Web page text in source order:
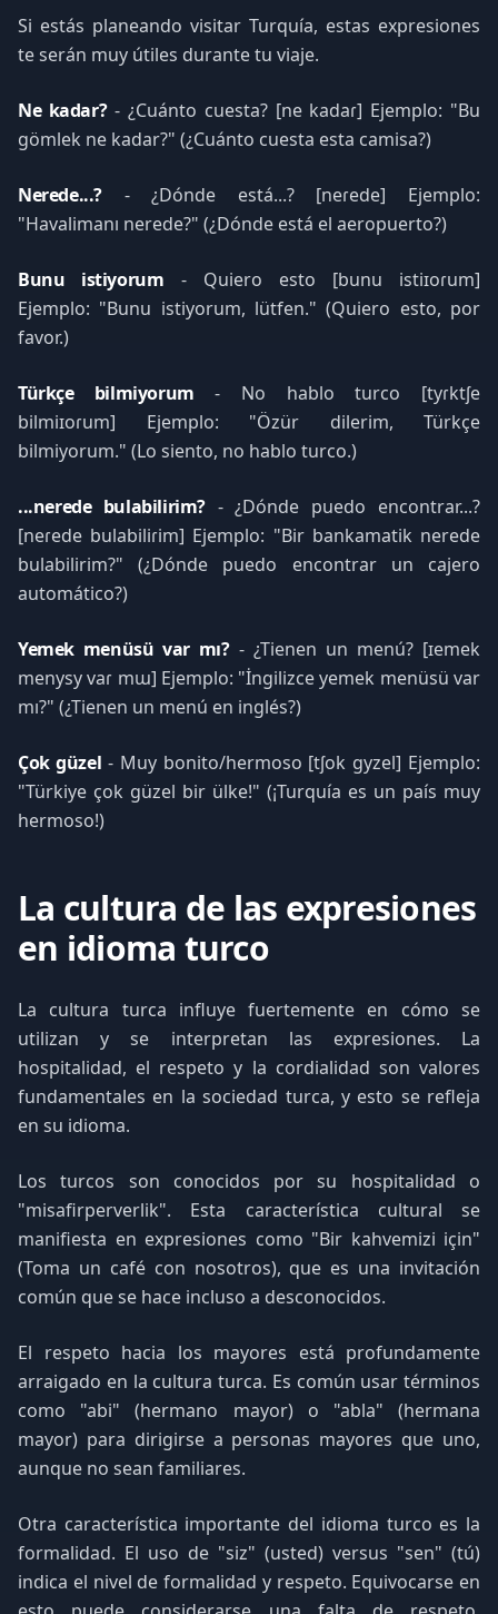
Si estás planeando visitar Turquía, estas expresiones
te serán muy útiles durante tu viaje.
Ne kadar?- ¿Cuánto cuesta? [ne kadaɾ] Ejemplo: "Bu
gömlek ne kadar?" (¿Cuánto cuesta esta camisa?)
Nerede...? - ¿Dónde está...? [neɾede] Ejemplo:
"Havalimanı nerede?" (¿Dónde está el aeropuerto?)
Bunu istiyorum - Quiero esto [bunu istiɪoɾum]
Ejemplo: "Bunu istiyorum, lütfen." (Quiero esto, por
favor.)
Türkçe bilmiyorum - No hablo turco [tyɾktʃe
bilmiɪoɾum] Ejemplo: "Özür dilerim, Türkçe
bilmiyorum." (Lo siento, no hablo turco.)
...nerede bulabilirim?- ¿Dónde puedo encontrar...?
[neɾede bulabiliɾim] Ejemplo: "Bir bankamatik nerede
bulabilirim?" (¿Dónde puedo encontrar un cajero
automático?)
Yemek menüsü var mı?- ¿Tienen un menú? [ɪemek
menysy vaɾ mɯ] Ejemplo: "İngilizce yemek menüsü var
mı?" (¿Tienen un menú en inglés?)
Çok güzel - Muy bonito/hermoso [tʃok gyzel] Ejemplo:
"Türkiye çok güzel bir ülke!" (¡Turquía es un país muy
hermoso!)
La cultura de las expresiones
en idioma turco
La cultura turca influye fuertemente en cómo se
utilizan y se interpretan las expresiones. La
hospitalidad, el respeto y la cordialidad son valores
fundamentales en la sociedad turca, y esto se refleja
en su idioma.
Los turcos son conocidos por su hospitalidad o
"misafirperverlik". Esta característica cultural se
manifiesta en expresiones como "Bir kahvemizi için"
(Toma un café con nosotros), que es una invitación
común que se hace incluso a desconocidos.
El respeto hacia los mayores está profundamente
arraigado en la cultura turca. Es común usar términos
como "abi" (hermano mayor) o "abla" (hermana
mayor) para dirigirse a personas mayores que uno,
aunque no sean familiares.
Otra característica importante del idioma turco es la
formalidad. El uso de "siz" (usted) versus "sen" (tú)
indica el nivel de formalidad y respeto. Equivocarse en